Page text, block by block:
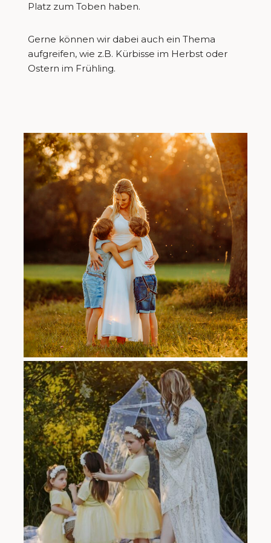
Platz zum Toben haben.
Gerne können wir dabei auch ein Thema
aufgreifen, wie z.B. Kürbisse im Herbst oder
Ostern im Frühling.